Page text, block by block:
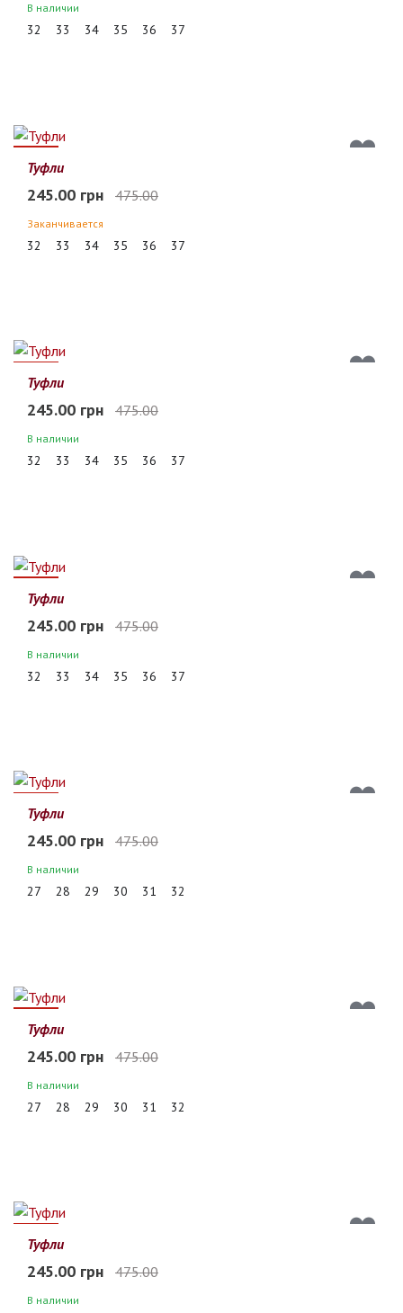
В наличии
32 33 34 35 36 37
48%
Туфли
245.00 грн 475.00
Заканчивается
32 33 34 35 36 37
48%
Туфли
245.00 грн 475.00
В наличии
32 33 34 35 36 37
48%
Туфли
245.00 грн 475.00
В наличии
32 33 34 35 36 37
48%
Туфли
245.00 грн 475.00
В наличии
27 28 29 30 31 32
48%
Туфли
245.00 грн 475.00
В наличии
27 28 29 30 31 32
48%
Туфли
245.00 грн 475.00
В наличии